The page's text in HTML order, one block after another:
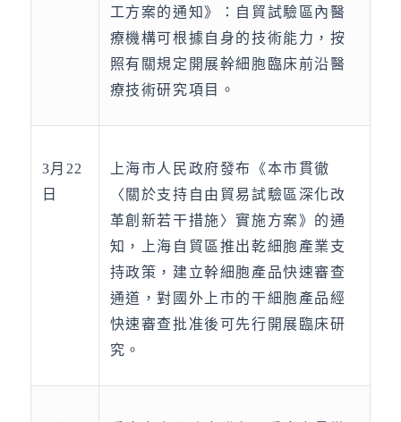
工方案的通知》：自貿試驗區內醫
療機構可根據自身的技術能力，按
照有關規定開展幹細胞臨床前沿醫
療技術研究項目。
3月22
日
上海市人民政府發布《本市貫徹
〈關於支持自由貿易試驗區深化改
革創新若干措施〉實施方案》的通
知，上海自貿區推出乾細胞產業支
持政策，建立幹細胞產品快速審查
通道，對國外上市的干細胞產品經
快速審查批准後可先行開展臨床研
究。